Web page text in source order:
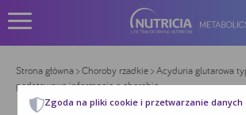
Strona główna>Choroby rzadkie> Acyduria glutarowa
podstawowe informacje o chorobie
Zgoda na pliki cookie i przetwarzanie danych